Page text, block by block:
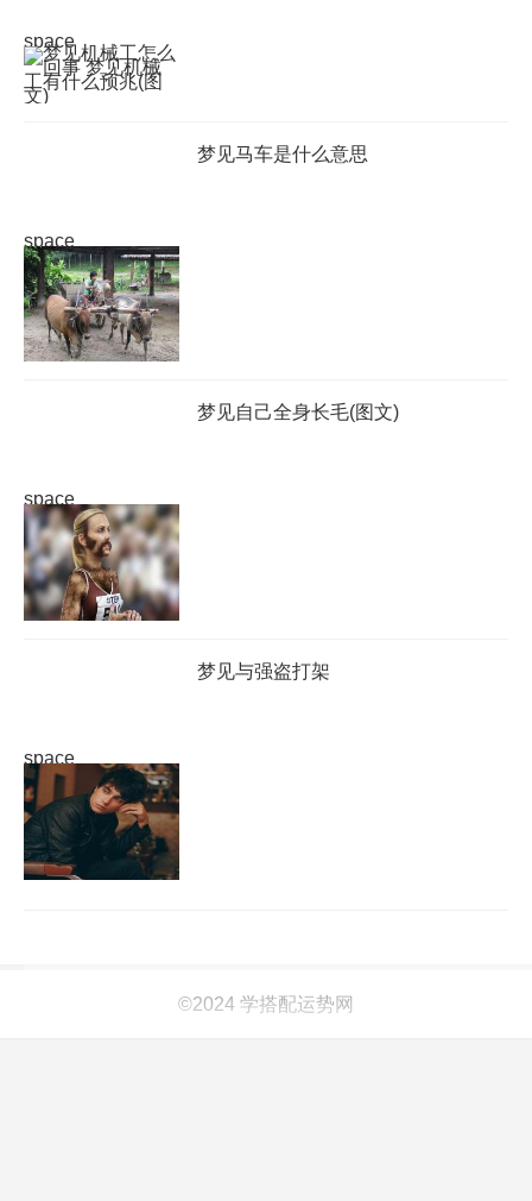
space
space
梦见马车是什么意思
space
梦见自己全身长毛(图文)
space
梦见与强盗打架
©2024 学搭配运势网